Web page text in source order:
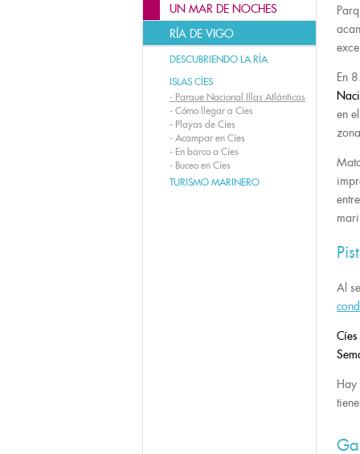
UN MAR DE NOCHES
RÍA DE VIGO
DESCUBRIENDO LA RÍA
ISLAS CÍES
- Parque Nacional Illas Atlánticas
- Cómo llegar a Cíes
- Playas de Cíes
- Acampar en Cíes
- En barco a Cíes
- Buceo en Cíes
TURISMO MARINERO
En
en
Al
Cíes